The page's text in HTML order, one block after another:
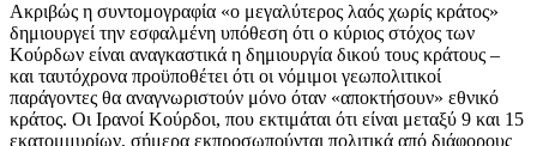
Ακριβώς η συντομογραφία «ο μεγαλύτερος λαός χωρίς κράτος»
δημιουργεί την εσφαλμένη υπόθεση ότι ο κύριος στόχος των
Κούρδων είναι αναγκαστικά η δημιουργία δικού τους κράτους –
και ταυτόχρονα προϋποθέτει ότι οι νόμιμοι γεωπολιτικοί
παράγοντες θα αναγνωριστούν μόνο όταν «αποκτήσουν» εθνικό
κράτος. Οι Ιρανοί Κούρδοι, που εκτιμάται ότι είναι μεταξύ 9 και 15
εκατομμυρίων, σήμερα εκπροσωπούνται πολιτικά από διάφορους